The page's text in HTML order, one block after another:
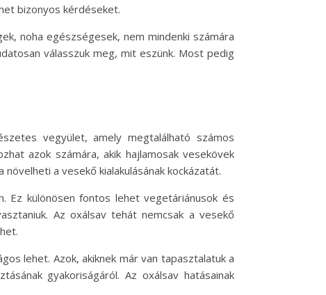
bizonyos kérdéseket.
noha egészségesek, nem mindenki számára
válasszuk meg, mit eszünk. Most pedig
vegyület, amely megtalálható számos
azok számára, akik hajlamosak vesekövek
a vesekő kialakulásának kockázatát.
Ez különösen fontos lehet vegetáriánusok és
Az oxálsav tehát nemcsak a vesekő
lehet. Azok, akiknek már van tapasztalatuk a
gyakoriságáról. Az oxálsav hatásainak